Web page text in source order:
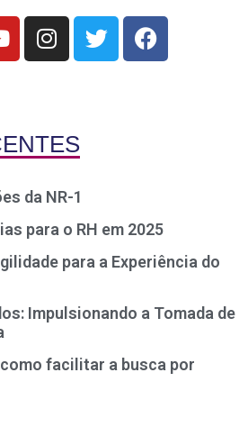
da NR-1
para o RH em 2025
para a Experiência do
Impulsionando a Tomada de
facilitar a busca por